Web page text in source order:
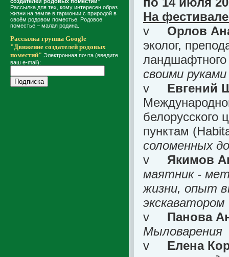
Рассылка для тех, кому интересен образ
жизни на земле в гармонии с природой в
своём родовом поместье. Родовое
поместье – малая родина.
Рассылка группы Google
"Движение создателей родовых
поместий" Электронная почта (введите
ваш e-mail):
На
v
Орлов
эколог,
ландшафтного
своими руками
v
Евгений
пунктам
соломенных
v
Якимов
маятник -
жизни, опыт
экскаватором
v
Панова
Мыловарения
v
Елена